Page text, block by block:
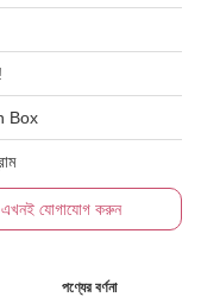
Box
এখনই যোগাযোগ করুন
পণ্যের বর্ণনা